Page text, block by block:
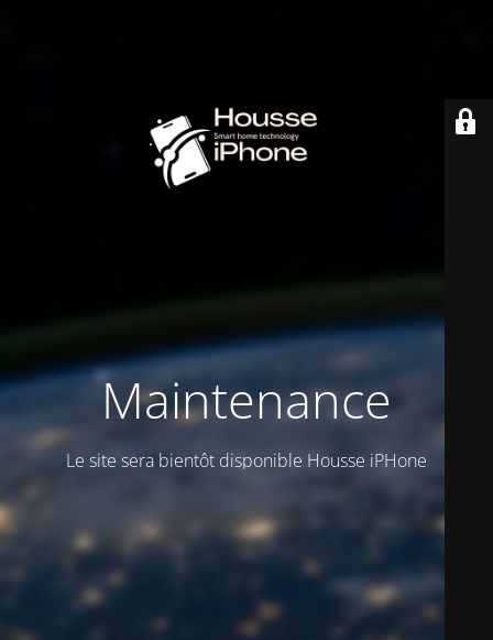
Maintenance
Le site sera bientôt disponible Housse iPHone